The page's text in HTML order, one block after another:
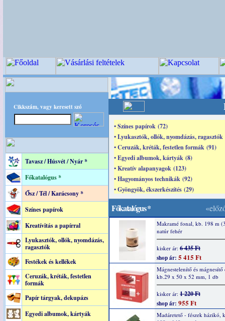
Cikkszám, vagy keresett szó
Tavasz / Húsvét / Nyár *
Főkatalógus *
Ősz / Tél / Karácsony *
Színes papírok
Kreatívitás a papírral
Lyukasztók, ollók, nyomdázás,
ragasztók
Festékek és kellékek
Ceruzák, kréták, festetlen
formák
Papír tárgyak, dekupázs
Egyedi albumok, kártyák
• Színes papírok (72)
• Lyukasztók, ollók, nyomdázás, ragasztók
• Ceruzák, kréták, festetlen formák (91)
• Egyedi albumok, kártyák (8)
• Kreatív alapanyagok (123)
• Hagyományos technikák (92)
• Gyöngyök, ékszerkészítés (29)
Főkatalógus *
Makramé fonal, kb. 198 m
natúr fehér
kisker ár: 6 435 Ft
shop ár: 5 415 Ft
Mágnestelenítő és mágnesítő
kb.29 x 50 x 52 mm, 1 db
kisker ár: 1 220 Ft
shop ár: 955 Ft
Madáretető - fészek házikó,